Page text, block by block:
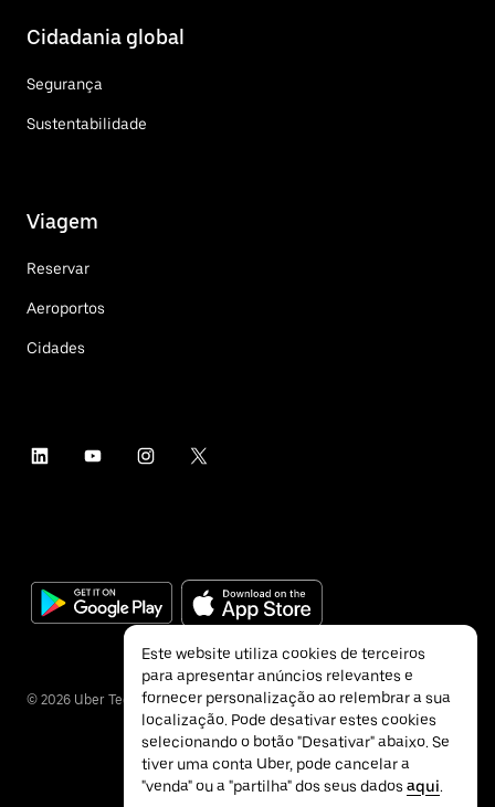
Cidadania global
Segurança
Sustentabilidade
Viagem
Reservar
Aeroportos
Cidades
© 2026 Uber Technologies Inc.
Este website utiliza cookies de terceiros
para apresentar anúncios relevantes e
fornecer personalização ao relembrar a sua
localização. Pode desativar estes cookies
selecionando o botão "Desativar" abaixo. Se
tiver uma conta Uber, pode cancelar a
"venda" ou a "partilha" dos seus dados aqui.